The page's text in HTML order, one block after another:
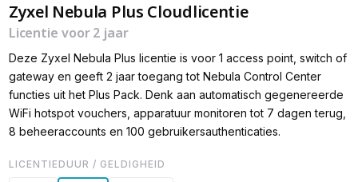
Zyxel Nebula Plus Cloudlicentie
Licentie voor 2 jaar
Deze Zyxel Nebula Plus licentie is voor 1 access point, switch of
gateway en geeft 2 jaar toegang tot Nebula Control Center
functies uit het Plus Pack. Denk aan automatisch gegenereerde
WiFi hotspot vouchers, apparatuur monitoren tot 7 dagen terug,
8 beheeraccounts en 100 gebruikersauthenticaties.
LICENTIEDUUR / GELDIGHEID